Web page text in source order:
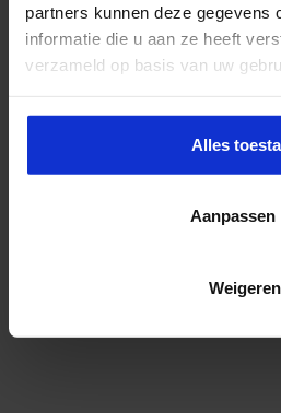
partners kunnen deze gegevens
informatie die u aan ze heeft
verzameld op basis van uw
Alles
Aanpassen
Weigeren